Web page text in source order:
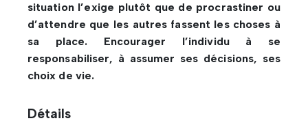
situation l’exige plutôt que de procrastiner ou
d’attendre que les autres fassent les choses à
sa place. Encourager l’individu à se
responsabiliser, à assumer ses décisions, ses
choix de vie.
Détails